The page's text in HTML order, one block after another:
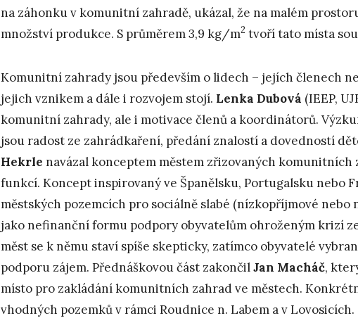
na záhonku v komunitní zahradě, ukázal, že na malém
množství produkce. S průměrem 3,9 kg/m2 tvoří tato místa
Komunitní zahrady jsou především o lidech – jejích členech
jejich vznikem a dále i rozvojem stojí. Lenka Dubová (IEEP,
komunitní zahrady, ale i motivace členů a koordinátorů.
jsou radost ze zahrádkaření, předání znalostí a dovedností
Hekrle navázal konceptem městem zřizovaných
funkcí. Koncept inspirovaný ve Španělsku, Portugalsku nebo
městských pozemcích pro sociálně slabé (nízkopříjmové nebo
jako nefinanční formu podpory obyvatelům ohroženým krizí
měst se k němu staví spíše skepticky, zatímco obyvatelé
podporu zájem. Přednáškovou část zakončilJan Macháč,
místo pro zakládání komunitních zahrad ve městech.
vhodných pozemků v rámci Roudnice n. Labem a v Lovosicích.